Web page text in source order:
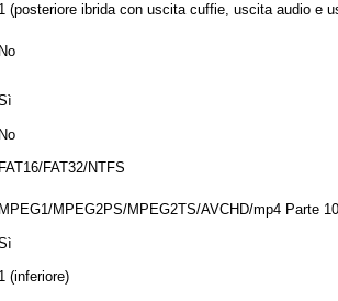
1 (posteriore ibrida con uscita cuffie, uscita audio e
No
No
FAT16/FAT32/NTFS
MPEG1/MPEG2PS/MPEG2TS/AVCHD/mp4 Parte
1 (inferiore)